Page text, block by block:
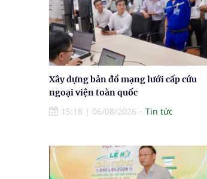
Xây dựng bản đồ mạng lưới cấp cứu
ngoại viện toàn quốc
15:18 | 06/08/2026 Tin tức